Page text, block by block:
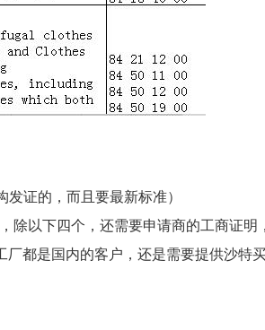
发证的，而且要最新标准）
除以下四个，还需要申请商的工商证明
都是国内的客户，还是需要提供沙特